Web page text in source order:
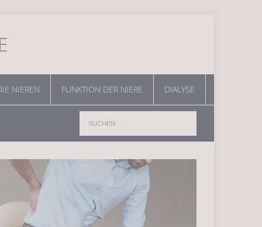
NIEREN FUNKTION DER NIERE DIALYSE